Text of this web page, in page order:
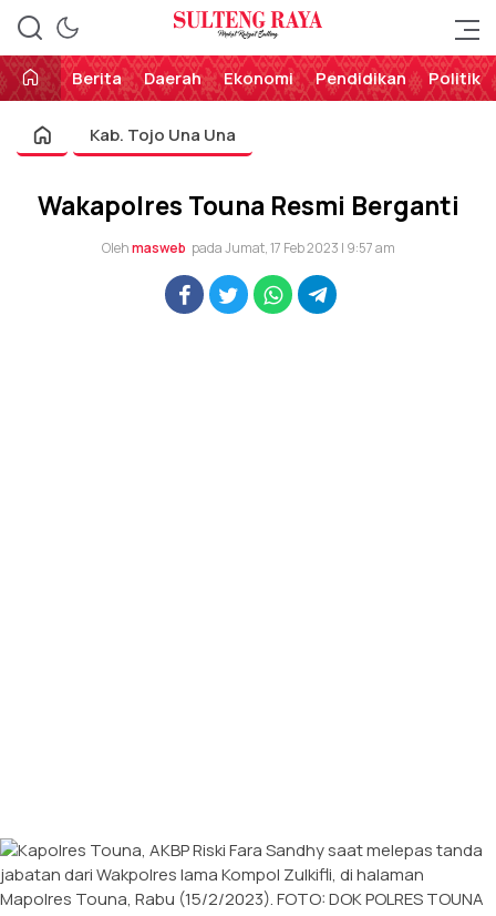
Sulteng Raya
Perekat Rakyat Sulteng
Berita
Daerah Ekonomi Pendidikan Politik
Kab. Tojo Una Una
Wakapolres Touna Resmi Berganti
Olehmasweb pada Jumat, 17 Feb 2023 | 9:57 am